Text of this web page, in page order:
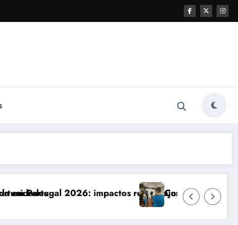
reais e ajustes necessários
Comunicação com Balcões Públicos